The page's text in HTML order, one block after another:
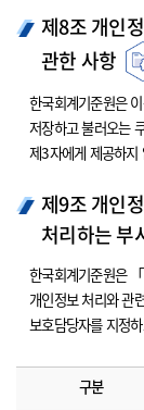
제8조 개인
관한 사항
한국회계기준원은
저장하고 불러오는
제3자에게 제공하지
제9조 개인
처리하는 부
한국회계기준원은
개인정보 처리와 관
보호담당자를 지정
구분